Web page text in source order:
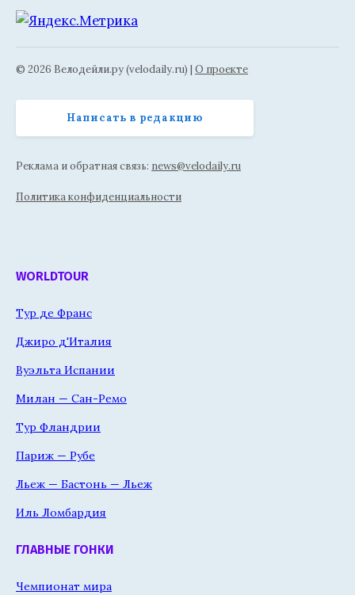
© 2026 Велодейли.ру (velodaily.ru) | О проекте
Написать в редакцию
Реклама и обратная связь: news@velodaily.ru
Политика конфиденциальности
WORLDTOUR
Тур де Франс
Джиро д'Италия
Вуэльта Испании
Милан — Сан-Ремо
Тур Фландрии
Париж — Рубе
Льеж — Бастонь — Льеж
Иль Ломбардия
ГЛАВНЫЕ ГОНКИ
Чемпионат мира